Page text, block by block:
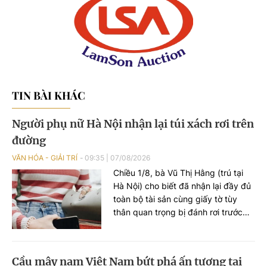
TIN BÀI KHÁC
Người phụ nữ Hà Nội nhận lại túi xách rơi trên
đường
VĂN HÓA - GIẢI TRÍ 09:35 07/08/2026
Chiều 1/8, bà Vũ Thị Hằng (trú tại
Hà Nội) cho biết đã nhận lại đầy đủ
toàn bộ tài sản cùng giấy tờ tùy
thân quan trọng bị đánh rơi trước
Cầu mây nam Việt Nam bứt phá ấn tượng tại